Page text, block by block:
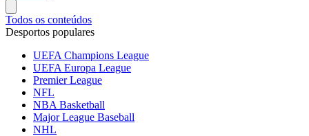
Todos os conteúdos
Desportos populares
UEFA Champions League
UEFA Europa League
Premier League
NFL
NBA Basketball
Major League Baseball
NHL